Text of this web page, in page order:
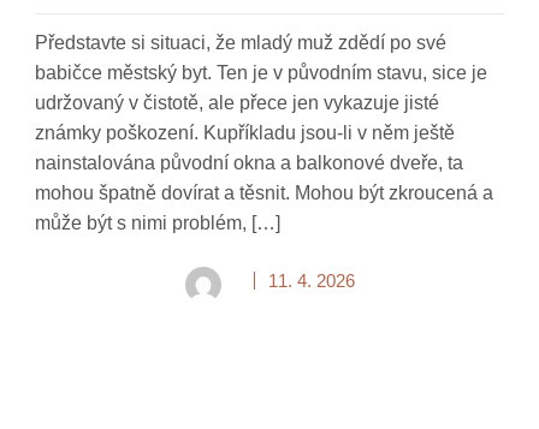
Představte si situaci, že mladý muž zdědí po své
babičce městský byt. Ten je v původním stavu, sice je
udržovaný v čistotě, ale přece jen vykazuje jisté
známky poškození. Kupříkladu jsou-li v něm ještě
nainstalována původní okna a balkonové dveře, ta
mohou špatně dovírat a těsnit. Mohou být zkroucená a
může být s nimi problém, […]
11. 4. 2026